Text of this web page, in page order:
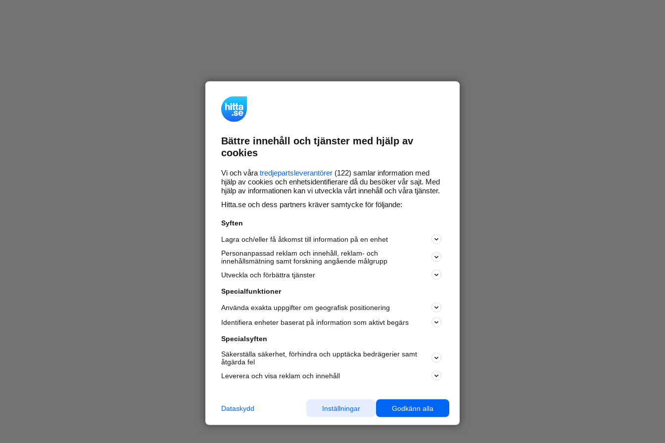
Bättre innehåll och tjänster med hjälp av
cookies
Vi och våra tredjepartsleverantörer (122) samlar information med
hjälp av cookies och enhetsidentifierare då du besöker vår sajt. Med
hjälp av informationen kan vi utveckla vårt innehåll och våra tjänster.
Hitta.se och dess partners kräver samtycke för följande:
Syften
Lagra och/eller få åtkomst till information på en enhet
Personanpassad reklam och innehåll, reklam- och
innehållsmätning samt forskning angående målgrupp
Utveckla och förbättra tjänster
Specialfunktioner
Använda exakta uppgifter om geografisk positionering
Identifiera enheter baserat på information som aktivt begärs
Specialsyften
Säkerställa säkerhet, förhindra och upptäcka bedrägerier samt
åtgärda fel
Leverera och visa reklam och innehåll
Godkänn alla
Inställningar
Dataskydd